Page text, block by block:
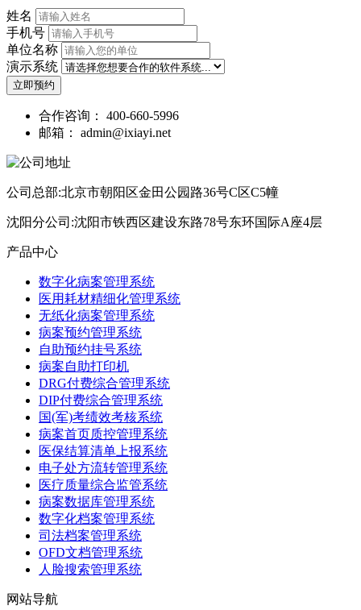
姓名
手机号
单位名称
演示系统
立即预约
合作咨询： 400-660-5996
邮箱： admin@ixiayi.net
公司总部:北京市朝阳区金田公园路36号C区C5幢
沈阳分公司:沈阳市铁西区建设东路78号东环国际A座4层
产品中心
数字化病案管理系统
医用耗材精细化管理系统
无纸化病案管理系统
病案预约管理系统
自助预约挂号系统
病案自助打印机
DRG付费综合管理系统
DIP付费综合管理系统
国(军)考绩效考核系统
病案首页质控管理系统
医保结算清单上报系统
电子处方流转管理系统
医疗质量综合监管系统
病案数据库管理系统
数字化档案管理系统
司法档案管理系统
OFD文档管理系统
人脸搜索管理系统
网站导航